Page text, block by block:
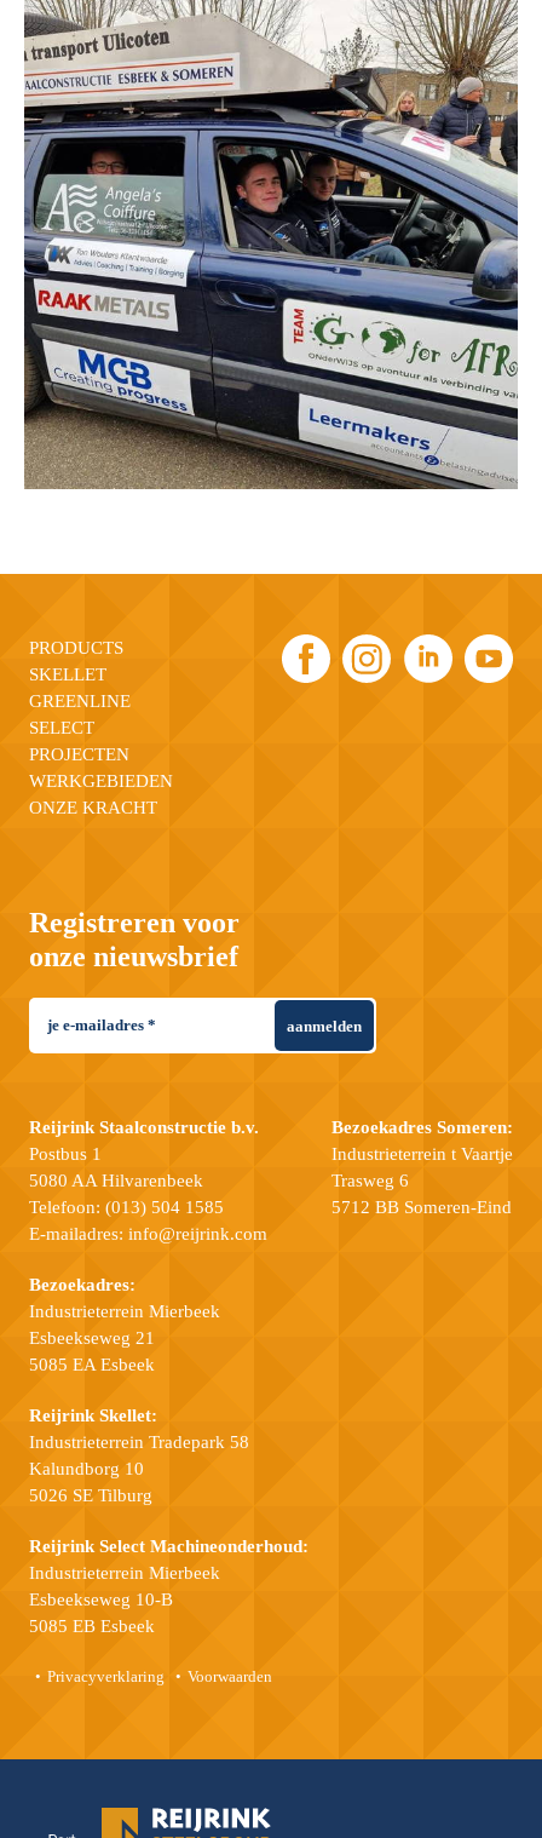
PRODUCTS
SKELLET
GREENLINE
SELECT
PROJECTEN
WERKGEBIEDEN
ONZE KRACHT
Registreren voor
onze nieuwsbrief
aanmelden
Reijrink Staalconstructie b.v.
Postbus 1
5080 AA Hilvarenbeek
Telefoon: (013) 504 1585
E-mailadres: info@reijrink.com
Bezoekadres:
Industrieterrein Mierbeek
Esbeekseweg 21
5085 EA Esbeek
Bezoekadres Someren:
Industrieterrein t Vaartje
Trasweg 6
5712 BB Someren-Eind
Reijrink Skellet:
Industrieterrein Tradepark 58
Kalundborg 10
5026 SE Tilburg
Reijrink Select Machineonderhoud:
Industrieterrein Mierbeek
Esbeekseweg 10-B
5085 EB Esbeek
Privacyverklaring Voorwaarden